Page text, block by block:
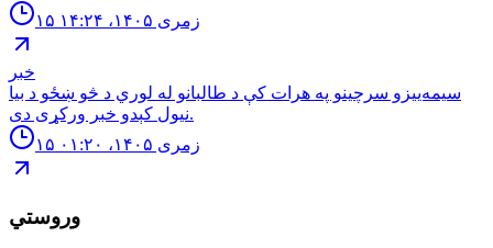
۱۵ زمری ۱۴۰۵، ۱۴:۲۴
خبر
سیمه‌ییزو سرچینو په هرات کې د طالبانو له لوري د څو ښځو د بیا
نیول کېدو خبر ورکړی دی.
۱۵ زمری ۱۴۰۵، ۰۱:۲۰
وروستي